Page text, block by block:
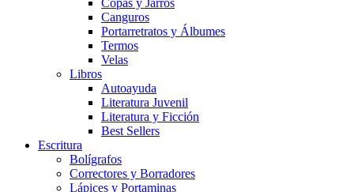
Copas y Jarros
Canguros
Portarretratos y Álbumes
Termos
Velas
Libros
Autoayuda
Literatura Juvenil
Literatura y Ficción
Best Sellers
Escritura
Bolígrafos
Correctores y Borradores
Lápices y Portaminas